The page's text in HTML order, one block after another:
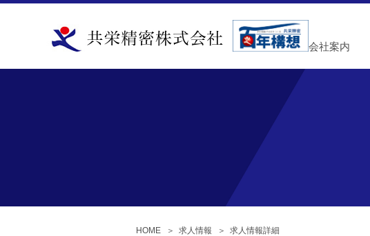
会社案内
HOME ＞ 求人情報 ＞ 求人情報詳細